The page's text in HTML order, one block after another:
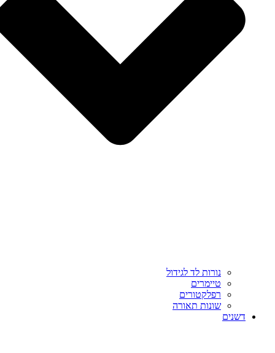
נורות לד לגידול
טיימרים
רפלקטורים
שונות תאורה
דשנים